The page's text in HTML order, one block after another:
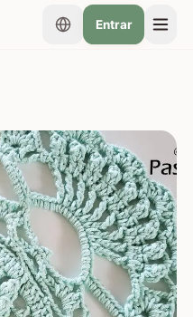
Entrar